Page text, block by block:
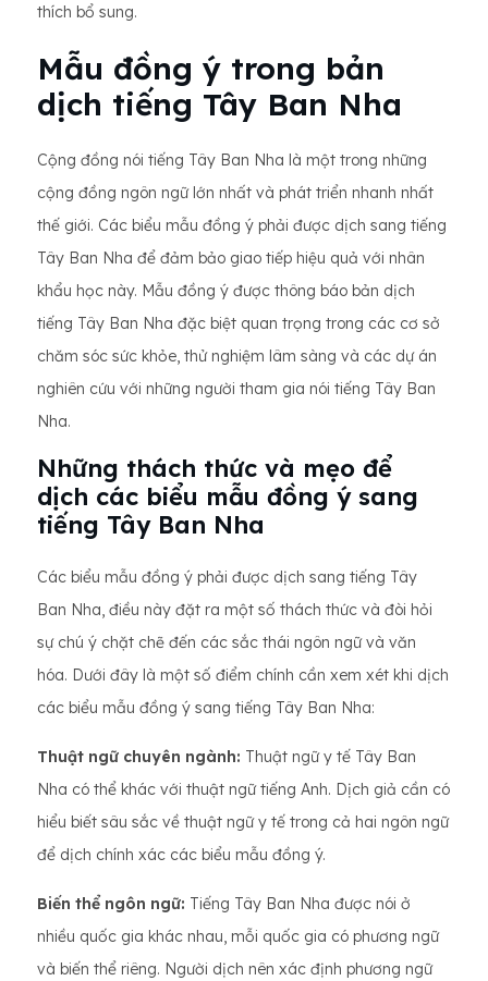
thích bổ sung.
Mẫu đồng ý trong bản
dịch tiếng Tây Ban Nha
Cộng đồng nói tiếng Tây Ban Nha là một trong những
cộng đồng ngôn ngữ lớn nhất và phát triển nhanh nhất
thế giới. Các biểu mẫu đồng ý phải được dịch sang tiếng
Tây Ban Nha để đảm bảo giao tiếp hiệu quả với nhân
khẩu học này. Mẫu đồng ý được thông báo bản dịch
tiếng Tây Ban Nha đặc biệt quan trọng trong các cơ sở
chăm sóc sức khỏe, thử nghiệm lâm sàng và các dự án
nghiên cứu với những người tham gia nói tiếng Tây Ban
Nha.
Những thách thức và mẹo để
dịch các biểu mẫu đồng ý sang
tiếng Tây Ban Nha
Các biểu mẫu đồng ý phải được dịch sang tiếng Tây
Ban Nha, điều này đặt ra một số thách thức và đòi hỏi
sự chú ý chặt chẽ đến các sắc thái ngôn ngữ và văn
hóa. Dưới đây là một số điểm chính cần xem xét khi dịch
các biểu mẫu đồng ý sang tiếng Tây Ban Nha:
Thuật ngữ chuyên ngành: Thuật ngữ y tế Tây Ban
Nha có thể khác với thuật ngữ tiếng Anh. Dịch giả cần có
hiểu biết sâu sắc về thuật ngữ y tế trong cả hai ngôn ngữ
để dịch chính xác các biểu mẫu đồng ý.
Biến thể ngôn ngữ: Tiếng Tây Ban Nha được nói ở
nhiều quốc gia khác nhau, mỗi quốc gia có phương ngữ
và biến thể riêng. Người dịch nên xác định phương ngữ